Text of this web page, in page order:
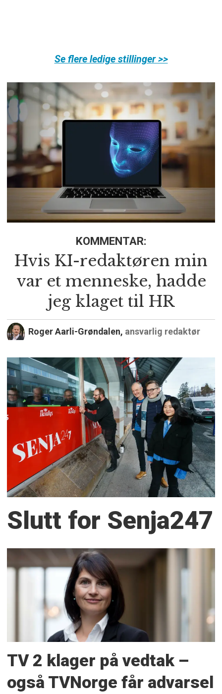
Se flere ledige stillinger >>
KOMMENTAR:
Hvis KI-redaktøren min
var et menneske, hadde
jeg klaget til HR
Roger Aarli-Grøndalen, ansvarlig redaktør
Slutt for Senja247
TV 2 klager på vedtak –
også TVNorge får advarsel